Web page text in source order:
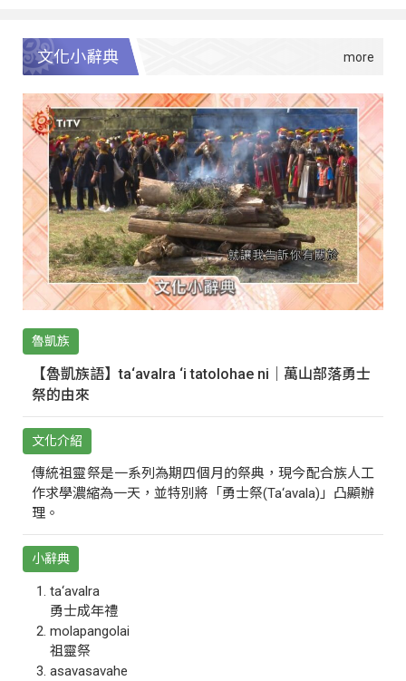
文化小辭典
魯凱族
【魯凱族語】ta‘avalra ‘i tatolohae ni｜萬山部落勇士
祭的由來
文化介紹
傳統祖靈祭是一系列為期四個月的祭典，現今配合族人工
作求學濃縮為一天，並特別將「勇士祭(Ta‘avala)」凸顯辦
理。
小辭典
ta‘avalra
勇士成年禮
molapangolai
祖靈祭
asavasavahe